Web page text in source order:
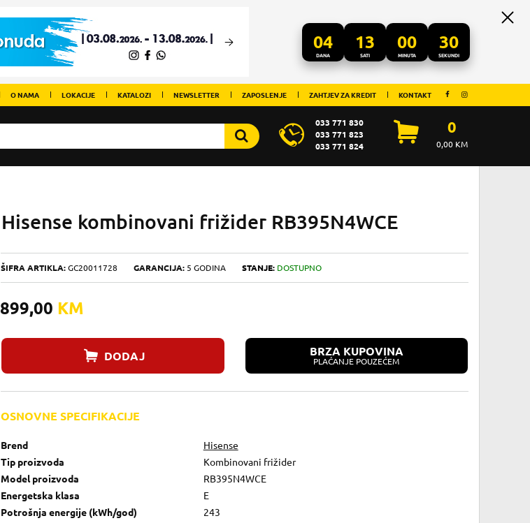
04
DANA
13
SATI
00
MINUTA
29
SEKUNDI
O NAMA LOKACIJE KATALOZI NEWSLETTER ZAPOSLENJE ZAHTJEV ZA KREDIT KONTAKT
033 771 830
033 771 823
033 771 824
0
0,00KM
Hisense kombinovani frižider RB395N4WCE
ŠIFRA ARTIKLA: GC20011728 GARANCIJA: 5 GODINA STANJE: DOSTUPNO
899,00 KM
DODAJ BRZA KUPOVINA
PLAĆANJE POUZEĆEM
OSNOVNE SPECIFIKACIJE
Brend
Hisense
Tip proizvoda
Kombinovani frižider
Model proizvoda
RB395N4WCE
Energetska klasa
E
Potrošnja energije (kWh/god)
243